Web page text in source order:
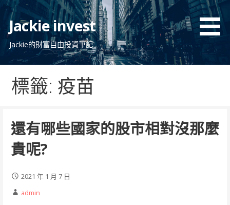
跳
Jackie invest
Jackie的財富自由投資筆記
標籤: 疫苗
還有哪些國家的股市相對沒那麼
貴呢?
2021 年 1 月 7 日
admin